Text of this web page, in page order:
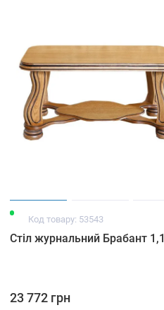
Код товару: 53543
Стіл журнальний Брабант 1,1
23 772 грн